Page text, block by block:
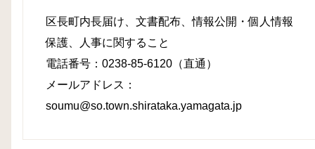
区長町内長届け、文書配布、情報公開・個人情報
保護、人事に関すること
電話番号：0238-85-6120（直通）
メールアドレス：
soumu@so.town.shirataka.yamagata.jp